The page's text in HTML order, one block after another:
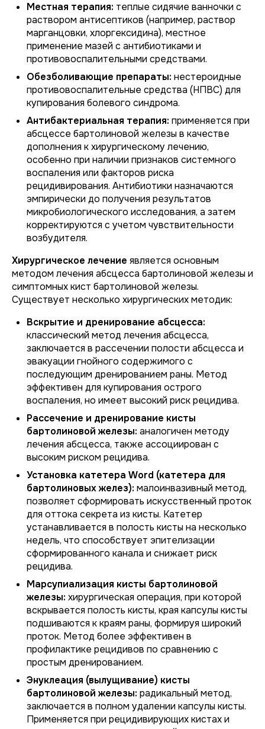
Местная терапия: теплые сидячие ванночки с
раствором антисептиков (например, раствор
марганцовки, хлоргексидина), местное
применение мазей с антибиотиками и
противовоспалительными средствами.
Обезболивающие препараты: нестероидные
противовоспалительные средства (НПВС) для
купирования болевого синдрома.
Антибактериальная терапия: применяется при
абсцессе бартолиновой железы в качестве
дополнения к хирургическому лечению,
особенно при наличии признаков системного
воспаления или факторов риска
рецидивирования. Антибиотики назначаются
эмпирически до получения результатов
микробиологического исследования, а затем
корректируются с учетом чувствительности
возбудителя.
Хирургическое лечение является основным
методом лечения абсцесса бартолиновой железы и
симптомных кист бартолиновой железы.
Существует несколько хирургических методик:
Вскрытие и дренирование абсцесса:
классический метод лечения абсцесса,
заключается в рассечении полости абсцесса и
эвакуации гнойного содержимого с
последующим дренированием раны. Метод
эффективен для купирования острого
воспаления, но имеет высокий риск рецидива.
Рассечение и дренирование кисты
бартолиновой железы: аналогичен методу
лечения абсцесса, также ассоциирован с
высоким риском рецидива.
Установка катетера Word (катетера для
бартолиновых желез): малоинвазивный метод,
позволяет сформировать искусственный проток
для оттока секрета из кисты. Катетер
устанавливается в полость кисты на несколько
недель, что способствует эпителизации
сформированного канала и снижает риск
рецидива.
Марсупиализация кисты бартолиновой
железы: хирургическая операция, при которой
вскрывается полость кисты, края капсулы кисты
подшиваются к краям раны, формируя широкий
проток. Метод более эффективен в
профилактике рецидивов по сравнению с
простым дренированием.
Энуклеация (вылущивание) кисты
бартолиновой железы: радикальный метод,
заключается в полном удалении капсулы кисты.
Применяется при рецидивирующих кистах и